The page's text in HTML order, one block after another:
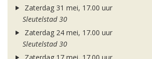
Zaterdag 31 mei, 17.00 uur
Sleutelstad 30
Zaterdag 24 mei, 17.00 uur
Sleutelstad 30